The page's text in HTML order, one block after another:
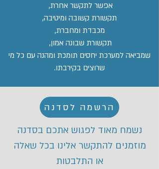
אפשר לתקשר אחרת,
תקשורת קשובה ומיטיבה,
מכבדת ומחברת,
תקשורת שבונה אמון,
שמביאה למערכת יחסים תומכת ומהנה עם כל מי
שרוצים בקירבתו.
הרשמה לסדנה
נשמח מאוד לפגוש אתכם בסדנה
מוזמנים להתקשר אלינו בכל שאלה
או התלבטות